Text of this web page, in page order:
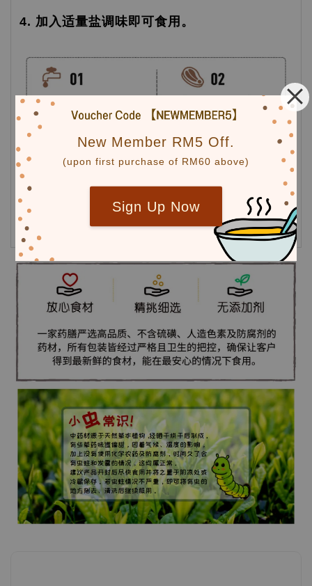
New Member RM5 Off.
(upon first purchase of RM60 above)
Sign Up Now
4. 加入适量盐调味即可食用。